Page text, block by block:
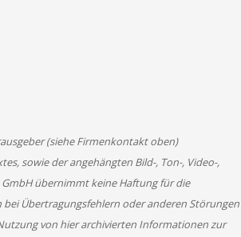
(siehe Firmenkontakt oben)
sowie der angehängten Bild-, Ton-, Video-,
übernimmt keine Haftung für die
Übertragungsfehlern oder anderen Störungen
von hier archivierten Informationen zur